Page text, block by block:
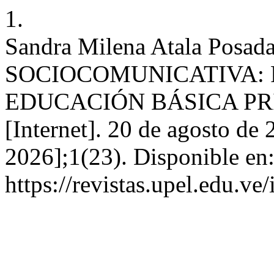
1.
Sandra Milena Atala
EDUCACIÓN BÁSICA
[Internet]. 20 de agosto de
2026];1(23). Disponible en:
https://